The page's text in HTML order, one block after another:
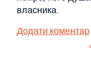
власника.
Додати коментар